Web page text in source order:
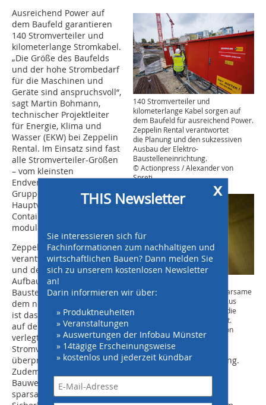
140 Stromverteiler und
kilometerlange Kabel sorgen auf
dem Baufeld für ausreichend Power.
Zeppelin Rental verantwortet
die Planung und den sukzessiven
Ausbau der Elektro-
Baustelleneinrichtung.
© Actionpress / Alexander von
Spreti
kommen nachhaltige und sparsame
LED-Leuchten zum Einsatz. Aus
Sicherheitsgründen wurden die
Kabel nicht am Boden verlegt.
© Actionpress / Alexander von
Spreti
Ausreichend Power auf
dem Baufeld garantieren
140 Stromverteiler und
kilometerlange Stromkabel.
„Die Größe des Baufelds
und der hohe Strombedarf
für die Maschinen und
Geräte sind anspruchsvoll“,
sagt Martin Bohmann,
technischer Projektleiter
für Energie, Klima und
Wasser (EKW) bei Zeppelin
Rental. Im Einsatz sind fast
alle Stromverteiler-Größen
– vom kleinsten
Endverteiler, über
Gruppen- und
Hauptverteiler bis hin zu
Containerverteilern für die
modularen Raumlösungen.
Zeppelin Rental
verantwortet die Planung
und den sukzessiven
Aufbau der Elektro-
Baustelleneinrichtung auf
dem neuen Campus. Dazu
ist das Team wöchentlich
auf der Baustelle und
verlegt Kabel, stellt neue
Stromverteiler auf oder
überprüft die bestehende Elektro-Baustelleneinrichtung.
Zudem übernimmt Zeppelin Rental die gesamte
Bauwegbeleuchtung. „Hier kommen nachhaltige und
sparsame LED-Leuchten zum Einsatz, deren Kabel aus
x
THIS Newsletter
Sie interessieren sich für
Fachinformationen zum nachhaltigen und
wirtschaftlichen Bauen? Dann melden Sie
sich zu unserem kostenlosen Newsletter
an!
Darin informieren wir über:
» Produktneuheiten
» Veranstaltungen
» Auswertungen der Infobau Münster
» 14tägige Erscheinungsweise
» kostenlos und jederzeit kündbar